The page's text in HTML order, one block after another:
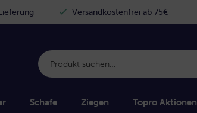
Versandkostenfrei ab 75€
Products
search
Schafe Ziegen Topro Aktionen